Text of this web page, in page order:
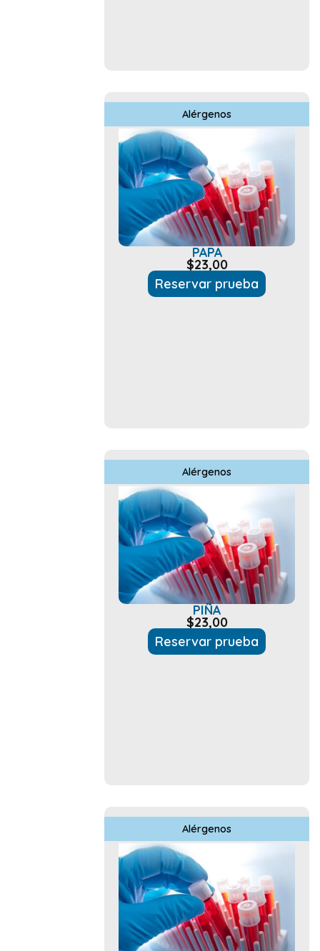
Alérgenos
PAPA
$23,00
Reservar prueba
Alérgenos
PIÑA
$23,00
Reservar prueba
Alérgenos